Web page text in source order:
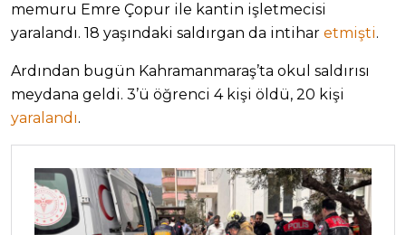
memuru Emre Çopur ile kantin işletmecisi
yaralandı. 18 yaşındaki saldırgan da intihar etmişti.
Ardından bugün Kahramanmaraş’ta okul saldırısı
meydana geldi. 3’ü öğrenci 4 kişi öldü, 20 kişi
yaralandı.